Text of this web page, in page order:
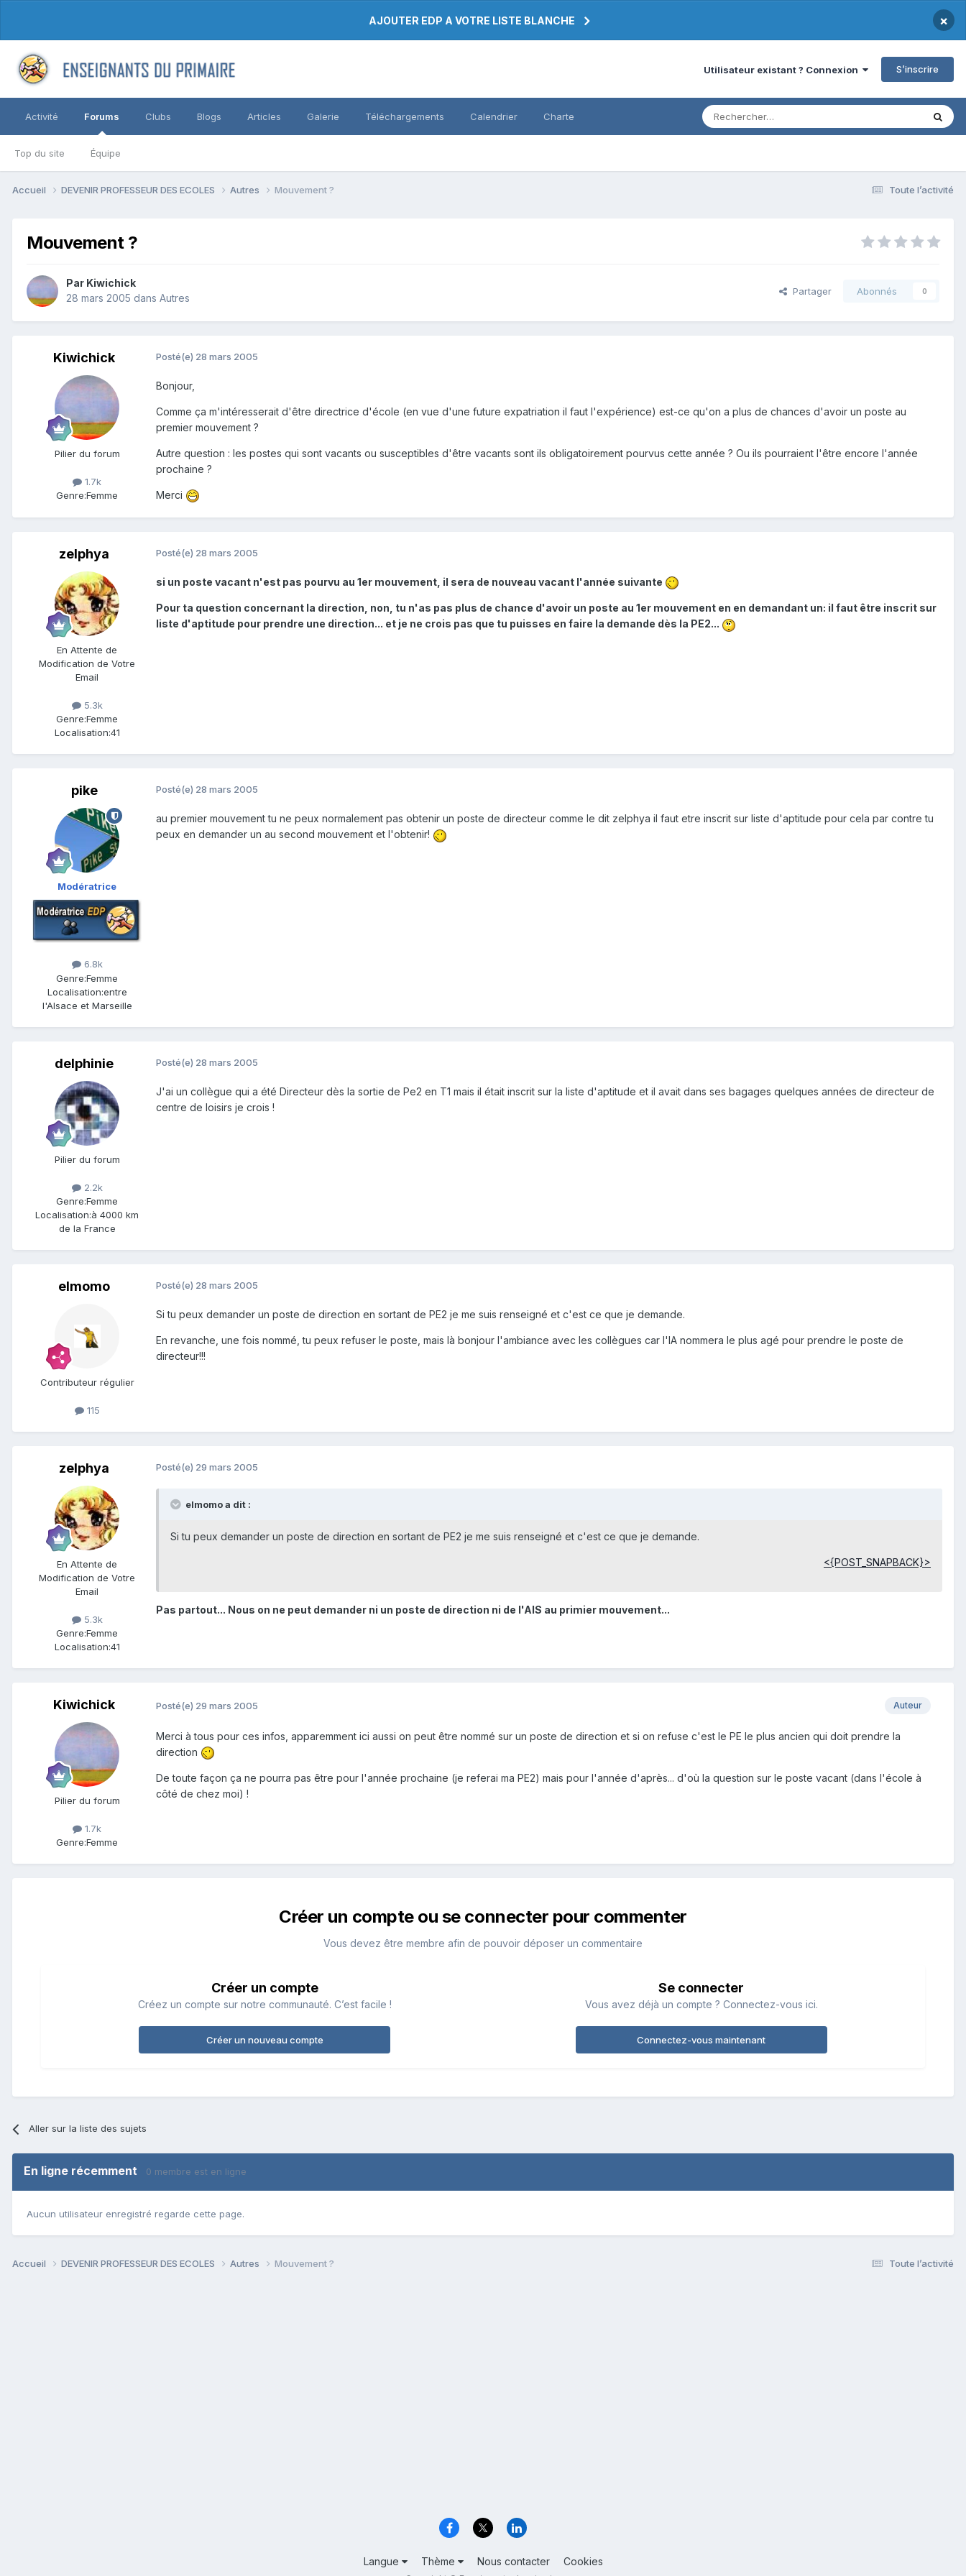
AJOUTER EDP A VOTRE LISTE BLANCHE ×
Utilisateur existant ? Connexion S’inscrire
Activité Forums
Top du site Équipe
Clubs Blogs Articles Galerie Téléchargements Calendrier Charte
Toute l’activité
Accueil DEVENIR PROFESSEUR DES ECOLES Autres Mouvement ?
Mouvement ?
Par Kiwichick
28 mars 2005 dans Autres
Partager Abonnés 0
Kiwichick
Pilier du forum
1.7k
Genre:Femme
Posté(e) 28 mars 2005
Bonjour,
Comme ça m'intéresserait d'être directrice d'école (en vue d'une future expatriation il faut l'expérience) est-ce qu'on a plus de chances d'avoir un poste au
premier mouvement ?
Autre question : les postes qui sont vacants ou susceptibles d'être vacants sont ils obligatoirement pourvus cette année ? Ou ils pourraient l'être encore l'année
prochaine ?
Merci
zelphya
En Attente de
Modification de Votre
Email
5.3k
Genre:Femme
Localisation:41
Posté(e) 28 mars 2005
si un poste vacant n'est pas pourvu au 1er mouvement, il sera de nouveau vacant l'année suivante
Pour ta question concernant la direction, non, tu n'as pas plus de chance d'avoir un poste au 1er mouvement en en demandant un: il faut être inscrit sur
liste d'aptitude pour prendre une direction... et je ne crois pas que tu puisses en faire la demande dès la PE2...
pike
Modératrice
6.8k
Genre:Femme
Localisation:entre
l'Alsace et Marseille
Posté(e) 28 mars 2005
au premier mouvement tu ne peux normalement pas obtenir un poste de directeur comme le dit zelphya il faut etre inscrit sur liste d'aptitude pour cela par contre tu
peux en demander un au second mouvement et l'obtenir!
delphinie
Pilier du forum
2.2k
Genre:Femme
Localisation:à 4000 km
de la France
Posté(e) 28 mars 2005
J'ai un collègue qui a été Directeur dès la sortie de Pe2 en T1 mais il était inscrit sur la liste d'aptitude et il avait dans ses bagages quelques années de directeur de
centre de loisirs je crois !
elmomo
Contributeur régulier
115
Posté(e) 28 mars 2005
Si tu peux demander un poste de direction en sortant de PE2 je me suis renseigné et c'est ce que je demande.
En revanche, une fois nommé, tu peux refuser le poste, mais là bonjour l'ambiance avec les collègues car l'IA nommera le plus agé pour prendre le poste de
directeur!!!
zelphya
En Attente de
Modification de Votre
Email
5.3k
Genre:Femme
Localisation:41
Posté(e) 29 mars 2005
elmomo a dit :
Si tu peux demander un poste de direction en sortant de PE2 je me suis renseigné et c'est ce que je demande.
<{POST_SNAPBACK}>
Pas partout... Nous on ne peut demander ni un poste de direction ni de l'AIS au primier mouvement...
Kiwichick
Pilier du forum
1.7k
Genre:Femme
Auteur
Posté(e) 29 mars 2005
Merci à tous pour ces infos, apparemment ici aussi on peut être nommé sur un poste de direction et si on refuse c'est le PE le plus ancien qui doit prendre la
direction
De toute façon ça ne pourra pas être pour l'année prochaine (je referai ma PE2) mais pour l'année d'après... d'où la question sur le poste vacant (dans l'école à
côté de chez moi) !
Créer un compte ou se connecter pour commenter
Vous devez être membre afin de pouvoir déposer un commentaire
Créer un compte
Créez un compte sur notre communauté. C’est facile !
Créer un nouveau compte
Se connecter
Vous avez déjà un compte ? Connectez-vous ici.
Connectez-vous maintenant
Aller sur la liste des sujets
En ligne récemment 0 membre est en ligne
Aucun utilisateur enregistré regarde cette page.
Toute l’activité
Accueil DEVENIR PROFESSEUR DES ECOLES Autres Mouvement ?
Langue Thème Nous contacter Cookies